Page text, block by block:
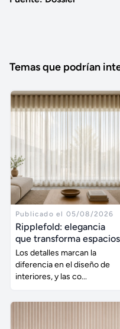
Temas que podrían
Publicado el 05/08/2026
Ripplefold: elegancia
que transforma espacios
Los detalles marcan la
diferencia en el diseño de
interiores, y las co...